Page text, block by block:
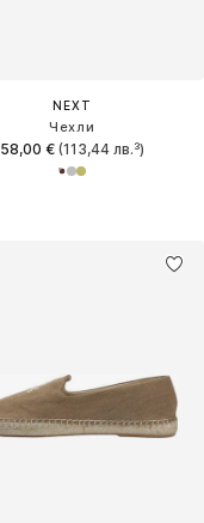
NEXT
Чехли
58,00 €(113,44 лв.³)